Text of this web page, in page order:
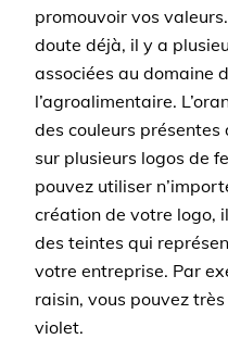
promouvoir vos
doute déjà, il y a
associées au domaine
l’agroalimentaire.
des couleurs
sur plusieurs logos de
pouvez utiliser
création de votre logo,
des teintes qui
votre entreprise. Par
raisin, vous pouvez
violet.